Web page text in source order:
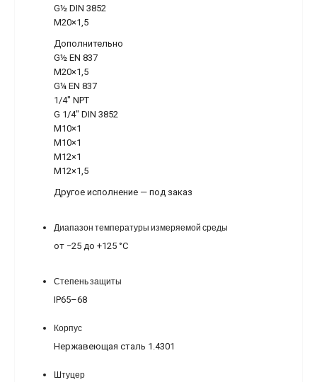
G½ DIN 3852
М20×1,5
Дополнительно
G½ EN 837
М20×1,5
G¼ EN 837
1/4" NPT
G 1/4" DIN 3852
М10×1
М10×1
М12×1
М12×1,5
Другое исполнение — под заказ
Диапазон температуры измеряемой среды
от −25 до +125 °C
Степень защиты
IP65–68
Корпус
Нержавеющая сталь 1.4301
Штуцер